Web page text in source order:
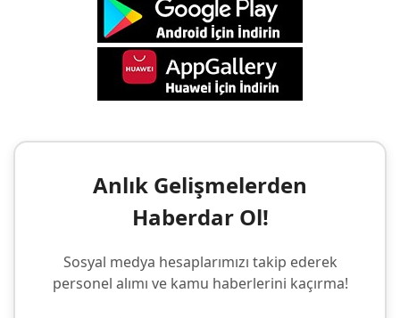
Anlık Gelişmelerden
Haberdar Ol!
Sosyal medya hesaplarımızı takip ederek
personel alımı ve kamu haberlerini kaçırma!